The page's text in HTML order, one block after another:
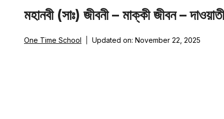
মহানবী (সাঃ) জীবনী – মাক্কী জীবন –
One Time School Updated on: November 22, 2025